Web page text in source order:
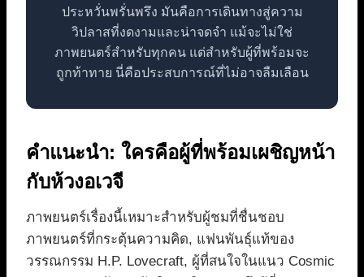
ประหวั่นพรั่นพรึง มันคือการเดินทางสู่ความ
วิปลาสที่งดงามและน่าจดจำ แม้จะไม่ใช่
ภาพยนตร์สำหรับทุกคน แต่สำหรับผู้ที่พร้อมจะ
ถูกท้าทาย นี่คือประสบการณ์ที่ไม่อาจลืมเลือน
คำแนะนำ: ใครคือผู้ที่พร้อมเผชิญหน้า
กับห้วงอเวจี
ภาพยนตร์เรื่องนี้เหมาะสำหรับผู้ชมที่ชื่นชอบ
ภาพยนตร์ที่กระตุ้นความคิด, แฟนพันธุ์แท้ของ
วรรณกรรม H.P. Lovecraft, ผู้ที่สนใจในแนว Cosmic